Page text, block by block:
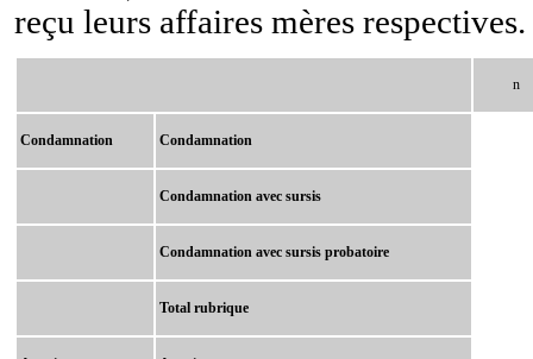
reçu leurs affaires mères respectives.
n
Condamnation Condamnation
Condamnation avec sursis
Condamnation avec sursis probatoire
Total rubrique